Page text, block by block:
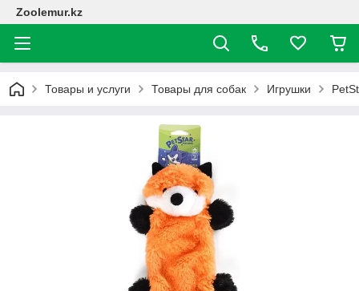
Zoolemur.kz
Товары и услуги Товары для собак Игрушки